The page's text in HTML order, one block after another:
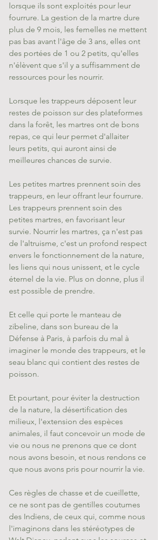
lorsque ils sont exploités pour leur
fourrure. La gestion de la martre dure
plus de 9 mois, les femelles ne mettent
pas bas avant l'âge de 3 ans, elles ont
des portées de 1 ou 2 petits, qu'elles
n'élèvent que s'il y a suffisamment de
ressources pour les nourrir.
Lorsque les trappeurs déposent leur
restes de poisson sur des plateformes
dans la forêt, les martres ont de bons
repas, ce qui leur permet d'allaiter
leurs petits, qui auront ainsi de
meilleures chances de survie.
Les petites martres prennent soin des
trappeurs, en leur offrant leur fourrure.
Les trappeurs prennent soin des
petites martres, en favorisant leur
survie. Nourrir les martres, ça n'est pas
de l'altruisme, c'est un profond respect
envers le fonctionnement de la nature,
les liens qui nous unissent, et le cycle
éternel de la vie. Plus on donne, plus il
est possible de prendre.
Et celle qui porte le manteau de
zibeline, dans son bureau de la
Défense à Paris, à parfois du mal à
imaginer le monde des trappeurs, et le
seau blanc qui contient des restes de
poisson.
Et pourtant, pour éviter la destruction
de la nature, la désertification des
milieux, l'extension des espèces
animales, il faut concevoir un mode de
vie ou nous ne prenons que ce dont
nous avons besoin, et nous rendons ce
que nous avons pris pour nourrir la vie.
Ces règles de chasse et de cueillette,
ce ne sont pas de gentilles coutumes
des Indiens, de ceux qui, comme nous
l'imaginons dans les stéréotypes de